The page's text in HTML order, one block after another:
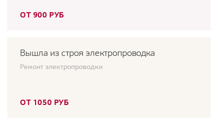
ОТ 900 РУБ
Вышла из строя электропроводка
Ремонт электропроводки
ОТ 1050 РУБ